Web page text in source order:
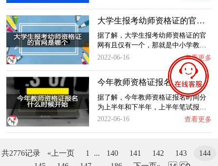
大学生报考幼师资格证的官网是哪个？
据了解，大学生报考幼师资格证的官
网有且仅有一个，那就是中小学教…
2022-06-16
查看更多
今年教师资格证报名什么时候开始？
据了解，今年教师资格证报名时间分
为上半年和下半年，上半年笔试报…
2022-06-16
查看更多
共2776记录 «上一页 1 ... 140 141 142 143
144